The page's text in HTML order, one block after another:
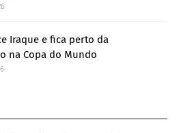
Iraque e fica perto da
na Copa do Mundo